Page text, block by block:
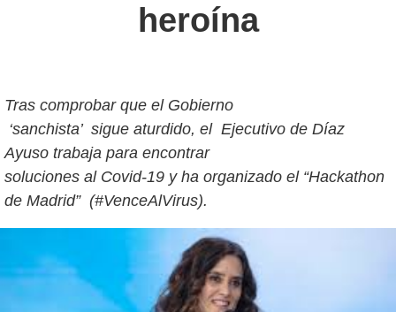
heroína
Tras comprobar que el Gobierno
‘sanchista’ sigue aturdido, el Ejecutivo de Díaz
Ayuso trabaja para encontrar
soluciones al Covid-19 y ha organizado el “Hackathon
de Madrid” (#VenceAlVirus).